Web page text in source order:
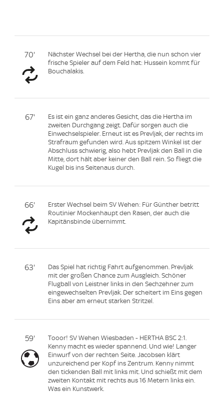
70'
Nächster Wechsel bei der Hertha, die nun schon vier
frische Spieler auf dem Feld hat: Hussein kommt für
Bouchalakis.
67'
Es ist ein ganz anderes Gesicht, das die Hertha im
zweiten Durchgang zeigt. Dafür sorgen auch die
Einwechselspieler. Erneut ist es Prevljak, der rechts im
Strafraum gefunden wird. Aus spitzem Winkel ist der
Abschluss schwierig, also hebt Prevljak den Ball in die
Mitte, dort hält aber keiner den Ball rein. So fliegt die
Kugel bis ins Seitenaus durch.
66'
Erster Wechsel beim SV Wehen: Für Günther betritt
Routinier Mockenhaupt den Rasen, der auch die
Kapitänsbinde übernimmt.
63'
Das Spiel hat richtig Fahrt aufgenommen. Prevljak
mit der großen Chance zum Ausgleich. Schöner
Flugball von Leistner links in den Sechzehner zum
eingewechselten Prevljak. Der scheitert im Eins gegen
Eins aber am erneut starken Stritzel.
59'
Tooor! SV Wehen Wiesbaden - HERTHA BSC 2:1.
Kenny macht es wieder spannend. Und wie! Langer
Einwurf von der rechten Seite. Jacobsen klärt
unzureichend per Kopf ins Zentrum. Kenny nimmt
den tickenden Ball mit links mit. Und schießt mit dem
zweiten Kontakt mit rechts aus 16 Metern links ein.
Was ein Kunstwerk.